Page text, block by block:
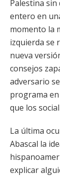
Palestina
entero en
momento la
izquierda se
nueva
consejos
adversario
programa
que los
La última
Abascal la
explicar